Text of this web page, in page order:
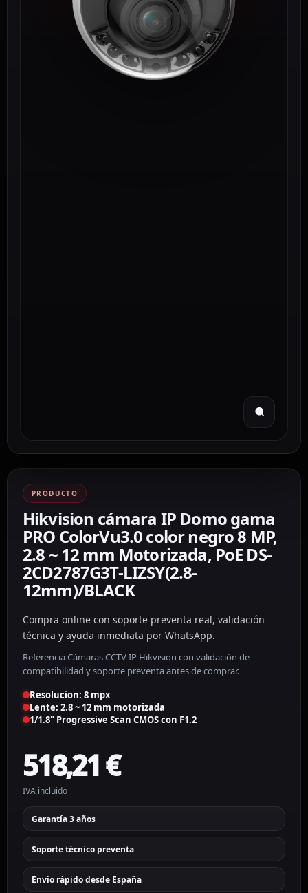
PRODUCTO
Hikvision cámara IP Domo gama
PRO ColorVu3.0 color negro 8 MP,
2.8 ~ 12 mm Motorizada, PoE DS-
2CD2787G3T-LIZSY(2.8-
12mm)/BLACK
Compra online con soporte preventa real, validación
técnica y ayuda inmediata por WhatsApp.
Referencia Cámaras CCTV IP Hikvision con validación de
compatibilidad y soporte preventa antes de comprar.
Resolucion: 8 mpx
Lente: 2.8 ~ 12 mm motorizada
1/1.8" Progressive Scan CMOS con F1.2
518,21€
IVA incluido
Garantía 3 años
Soporte técnico preventa
Envío rápido desde España